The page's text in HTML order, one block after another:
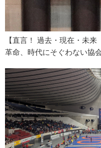
【直言！ 過去・現在・未
革命、時代にそぐわない協